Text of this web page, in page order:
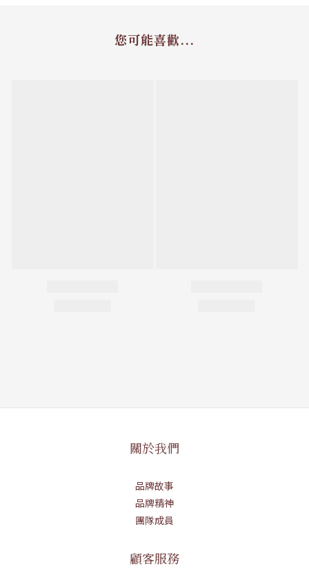
您可能喜歡...
關於我們
品牌故事
品牌精神
團隊成員
顧客服務